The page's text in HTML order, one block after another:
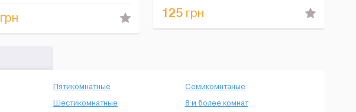
грн 125грн
Пятикомнатные
Шестикомнатные
Семикомнтаные
8 и более комнат